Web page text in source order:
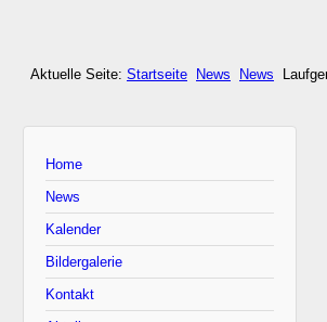
Aktuelle Seite: Startseite News News
Home
News
Kalender
Bildergalerie
Kontakt